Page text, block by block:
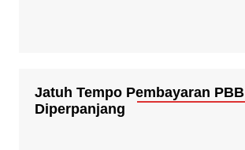
Jatuh Tempo Pembayaran PBB
Diperpanjang